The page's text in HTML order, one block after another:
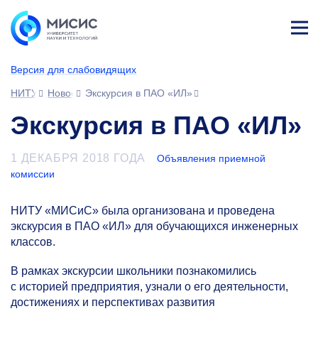
Версия для слабовидящих
НИТУ МИСИС
НовостиЭкскурсия в ПАО «ИЛ»
Экскурсия в ПАО «ИЛ»
1 ДЕКАБРЯ 2018 ГОДА
Объявления приемной
комиссии
НИТУ «МИСиС» была организована и проведена
экскурсия в ПАО «ИЛ» для обучающихся инженерных
классов.
В рамках экскурсии школьники познакомились
с историей предприятия, узнали о его деятельности,
достижениях и перспективах развития